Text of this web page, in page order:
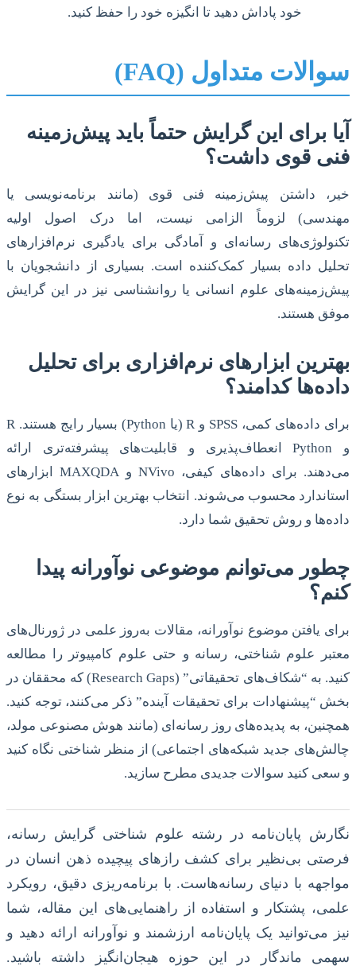
خود پاداش دهید تا انگیزه خود را حفظ کنید.
سوالات متداول (FAQ)
آیا برای این گرایش حتماً باید پیش‌زمینه
فنی قوی داشت؟
خیر، داشتن پیش‌زمینه فنی قوی (مانند برنامه‌نویسی یا
مهندسی) لزوماً الزامی نیست، اما درک اصول اولیه
تکنولوژی‌های رسانه‌ای و آمادگی برای یادگیری نرم‌افزارهای
تحلیل داده بسیار کمک‌کننده است. بسیاری از دانشجویان با
پیش‌زمینه‌های علوم انسانی یا روانشناسی نیز در این گرایش
موفق هستند.
بهترین ابزارهای نرم‌افزاری برای تحلیل
داده‌ها کدامند؟
برای داده‌های کمی، SPSS و R (یا Python) بسیار رایج هستند. R
و Python انعطاف‌پذیری و قابلیت‌های پیشرفته‌تری ارائه
می‌دهند. برای داده‌های کیفی، NVivo و MAXQDA ابزارهای
استاندارد محسوب می‌شوند. انتخاب بهترین ابزار بستگی به نوع
داده‌ها و روش تحقیق شما دارد.
چطور می‌توانم موضوعی نوآورانه پیدا
کنم؟
برای یافتن موضوع نوآورانه، مقالات به‌روز علمی در ژورنال‌های
معتبر علوم شناختی، رسانه و حتی علوم کامپیوتر را مطالعه
کنید. به “شکاف‌های تحقیقاتی” (Research Gaps) که محققان در
بخش “پیشنهادات برای تحقیقات آینده” ذکر می‌کنند، توجه کنید.
همچنین، به پدیده‌های روز رسانه‌ای (مانند هوش مصنوعی مولد،
چالش‌های جدید شبکه‌های اجتماعی) از منظر شناختی نگاه کنید
و سعی کنید سوالات جدیدی مطرح سازید.
نگارش پایان‌نامه در رشته علوم شناختی گرایش رسانه،
فرصتی بی‌نظیر برای کشف رازهای پیچیده ذهن انسان در
مواجهه با دنیای رسانه‌هاست. با برنامه‌ریزی دقیق، رویکرد
علمی، پشتکار و استفاده از راهنمایی‌های این مقاله، شما
نیز می‌توانید یک پایان‌نامه ارزشمند و نوآورانه ارائه دهید و
سهمی ماندگار در این حوزه هیجان‌انگیز داشته باشید.